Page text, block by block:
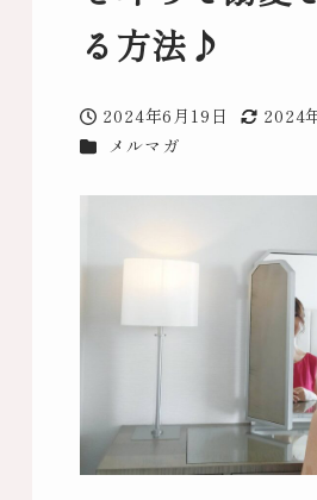
る方法♪
投稿日
2024年6月19日
更新日
2024
カテゴリー
メルマガ